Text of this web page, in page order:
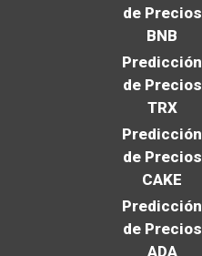
de Precios
BNB
Predicción
de Precios
TRX
Predicción
de Precios
CAKE
Predicción
de Precios
ADA